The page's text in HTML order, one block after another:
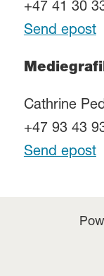
+47 41 30
Send epost
Cathrine
+47 93 43
Send epost